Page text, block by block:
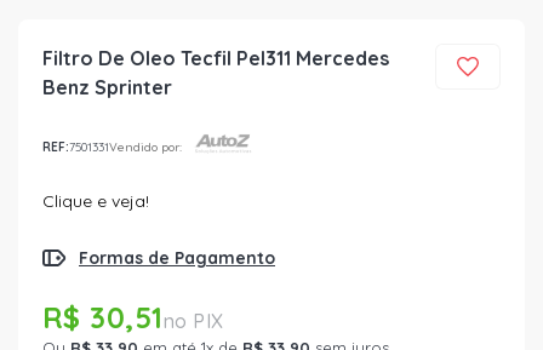
Filtro De Oleo Tecfil Pel311 Mercedes
Benz Sprinter
REF:7501331Vendido por:
Clique e veja!
Formas de Pagamento
R$ 30,51